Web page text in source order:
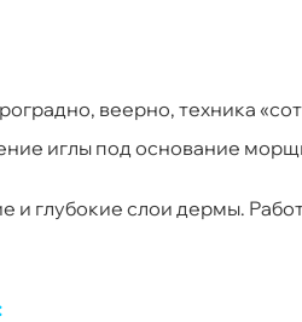
веерно, техника
иглы под основание
и глубокие слои дермы.